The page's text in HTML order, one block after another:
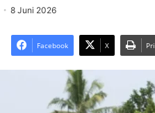
8 Juni 2026
Facebook X